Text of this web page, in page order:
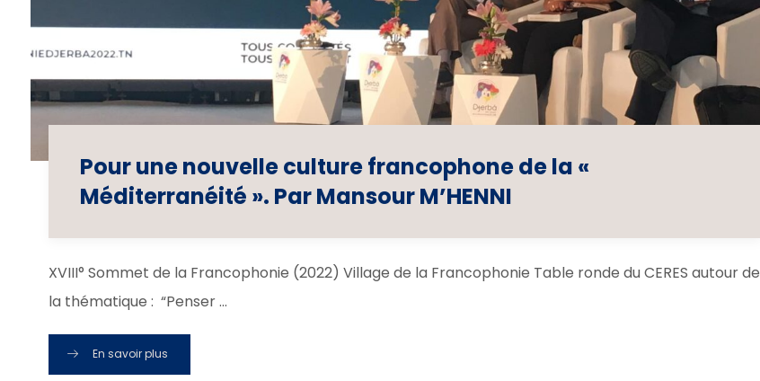
Pour une nouvelle culture francophone de la «
Méditerranéité ». Par Mansour M’HENNI
XVIII° Sommet de la Francophonie (2022) Village de la Francophonie Table ronde du CERES autour de
la thématique : “Penser ...
En savoir plus